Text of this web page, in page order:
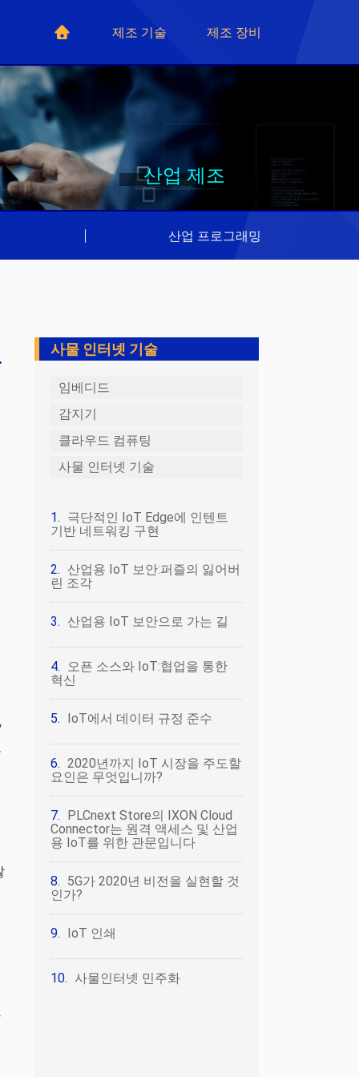
제조 기술 제조 장비
산업 제조
산업 프로그래밍
사물 인터넷 기술
임베디드
감지기
클라우드 컴퓨팅
사물 인터넷 기술
극단적인 IoT Edge에 인텐트
기반 네트워킹 구현
산업용 IoT 보안:퍼즐의 잃어버
린 조각
산업용 IoT 보안으로 가는 길
오픈 소스와 IoT:협업을 통한
혁신
IoT에서 데이터 규정 준수
2020년까지 IoT 시장을 주도할
요인은 무엇입니까?
PLCnext Store의 IXON Cloud
Connector는 원격 액세스 및 산업
용 IoT를 위한 관문입니다
5G가 2020년 비전을 실현할 것
인가?
IoT 인쇄
사물인터넷 민주화